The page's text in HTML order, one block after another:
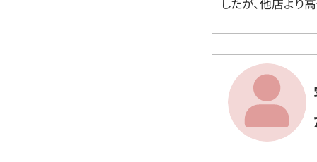
したが、他店より